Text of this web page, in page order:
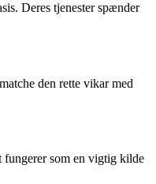
Deres tjenester spænder
den rette vikar med
fungerer som en vigtig kilde